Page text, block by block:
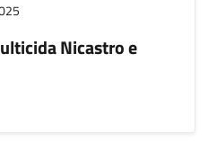
Nicastro e